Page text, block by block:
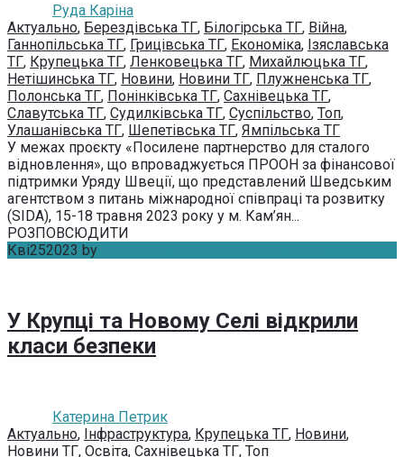
Руда Каріна
Актуально, Берездівська ТГ, Білогірська ТГ, Війна,
Ганнопільська ТГ, Грицівська ТГ, Економіка, Ізяславська
ТГ, Крупецька ТГ, Ленковецька ТГ, Михайлюцька ТГ,
Нетішинська ТГ, Новини, Новини ТГ, Плужненська ТГ,
Полонська ТГ, Понінківська ТГ, Сахнівецька ТГ,
Славутська ТГ, Судилківська ТГ, Суспільство, Топ,
Улашанівська ТГ, Шепетівська ТГ, Ямпільська ТГ
У межах проєкту «Посилене партнерство для сталого
відновлення», що впроваджується ПРООН за фінансової
підтримки Уряду Швеції, що представлений Шведським
агентством з питань міжнародної співпраці та розвитку
(SIDA), 15-18 травня 2023 року у м. Кам’ян...
РОЗПОВСЮДИТИ
Кві252023 by
У Крупці та Новому Селі відкрили
класи безпеки
Катерина Петрик
Актуально, Інфраструктура, Крупецька ТГ, Новини,
Новини ТГ, Освіта, Сахнівецька ТГ, Топ